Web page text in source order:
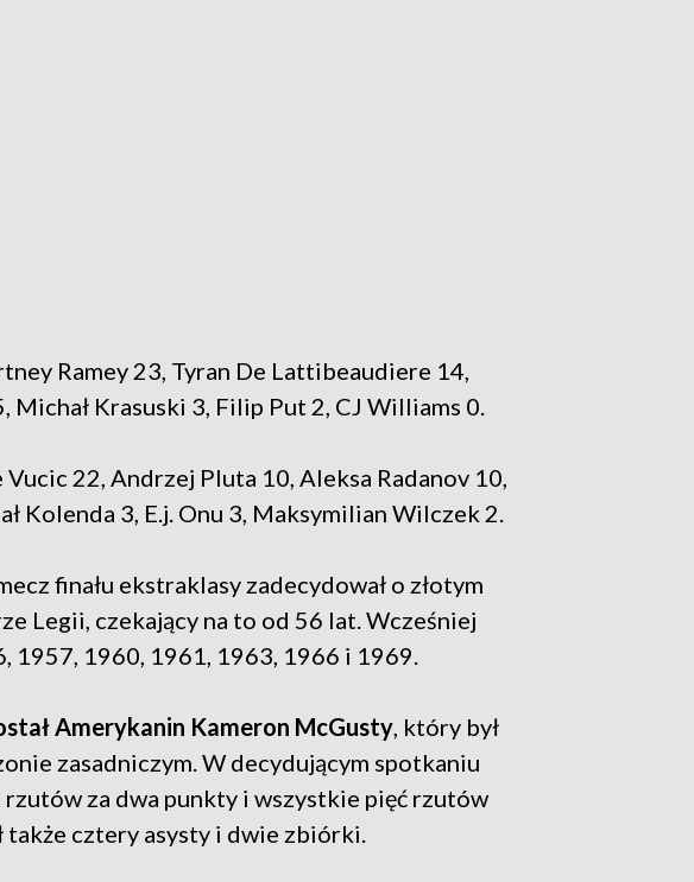
Ramey 23, Tyran De Lattibeaudiere 14,
Michał Krasuski 3, Filip Put 2, CJ Williams 0.
22, Andrzej Pluta 10, Aleksa Radanov 10,
Kolenda 3, E.j. Onu 3, Maksymilian Wilczek 2.
finału ekstraklasy zadecydował o złotym
Legii, czekający na to od 56 lat. Wcześniej
1957, 1960, 1961, 1963, 1966 i 1969.
Amerykanin Kameron McGusty, który był
zasadniczym. W decydującym spotkaniu
rzutów za dwa punkty i wszystkie pięć rzutów
cztery asysty i dwie zbiórki.